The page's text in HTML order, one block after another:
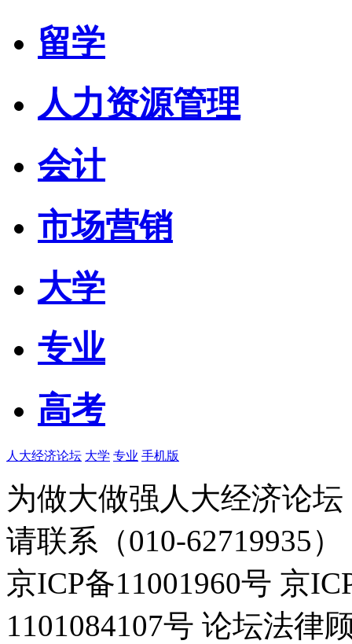
留学
人力资源管理
会计
市场营销
大学
专业
高考
人大经济论坛 大学 专业 手机版
为做大做强人大经济论
请联系（010-62719935）
京ICP备11001960号 京
1101084107号 论坛法律